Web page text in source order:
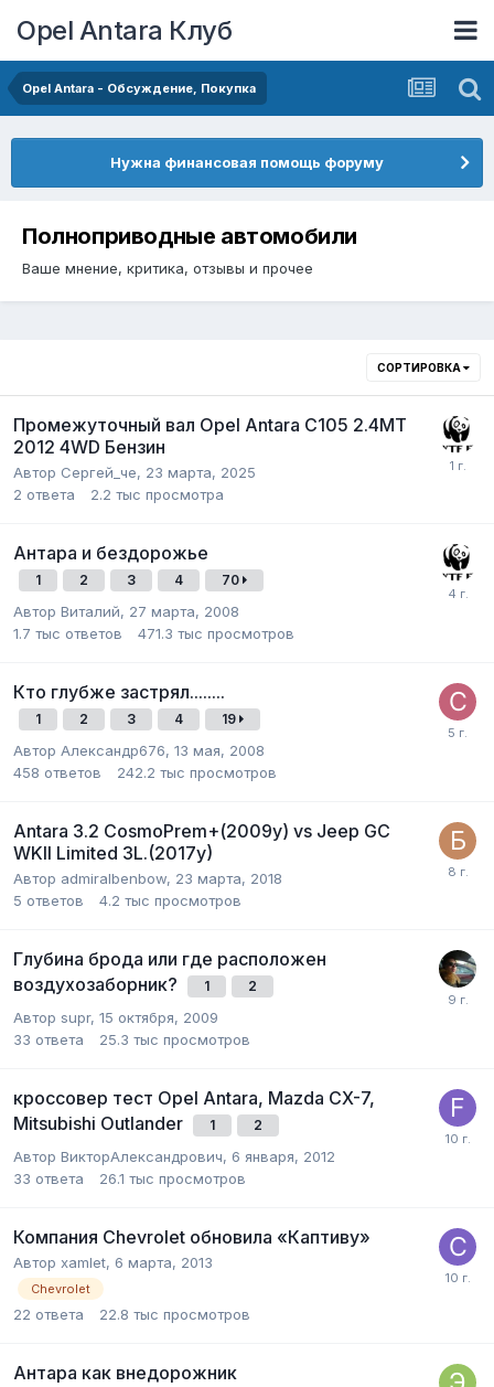
Opel Antara Клуб
Opel Antara - Обсуждение, Покупка
Нужна финансовая помощь форуму
Полноприводные автомобили
Ваше мнение, критика, отзывы и прочее
СОРТИРОВКА
Промежуточный вал Opel Antara C105 2.4MT
2012 4WD Бензин
Автор Сергей_че, 23 марта, 2025
2 ответа 2.2 тыс просмотра
Антара и бездорожье
1 2 3 4 70
Автор Виталий, 27 марта, 2008
1.7 тыс ответов 471.3 тыс просмотров
Кто глубже застрял........
1 2 3 4 19
Автор Александр676, 13 мая, 2008
458 ответов 242.2 тыс просмотров
Antara 3.2 CosmoPrem+(2009y) vs Jeep GC
WKII Limited 3L.(2017y)
Автор admiralbenbow, 23 марта, 2018
5 ответов 4.2 тыс просмотров
Глубина брода или где расположен
воздухозаборник?
1 2
Автор supr, 15 октября, 2009
33 ответа 25.3 тыс просмотров
кроссовер тест Opel Antara, Mazda CX-7,
Mitsubishi Outlander
1 2
Автор ВикторАлександрович, 6 января, 2012
33 ответа 26.1 тыс просмотров
Компания Chevrolet обновила «Каптиву»
Автор xamlet, 6 марта, 2013
Chevrolet
22 ответа 22.8 тыс просмотров
Антара как внедорожник